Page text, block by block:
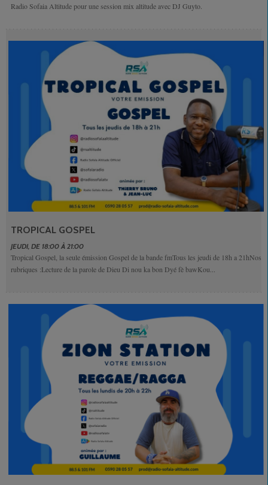
Radio Sofaia Altitude pour une session mix altitude avec DJ Guyto.
TROPICAL GOSPEL
JEUDI, DE 18:00 À 21:00
Tropical Gospel, la seule émission Gospel de la bande fmTous les jeudi de 18h a 21hNos
rubriques :Lecture de la parole de Dieu Di nou ka bon Dyé fè bawKou...